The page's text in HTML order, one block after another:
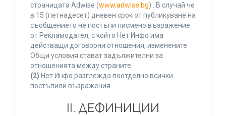
страницата Adwise (www.adwise.bg) . В случай че
в 15 (петнадесет) дневен срок от публикуване на
съобщението не постъпи писмено възражение
от Рекламодател, с който Нет Инфо има
действащи договорни отношения, изменените
Общи условия стават задължителни за
отношенията между страните.
(2) Нет Инфо разглежда поотделно всички
постъпили възражения.
ІІ. ДЕФИНИЦИИ